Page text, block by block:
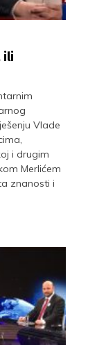
ili
Vlade
i drugim
Merlićem
znanosti i